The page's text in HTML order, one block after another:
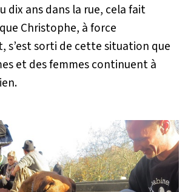
dix ans dans la rue, cela fait
Christophe, à force
s’est sorti de cette situation que
et des femmes continuent à